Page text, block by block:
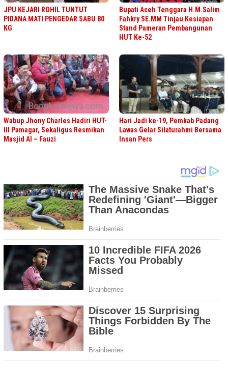
JPU KEJARI ROHIL TUNTUT
PIDANA MATI PENGEDAR SABU 80
KG
Bupati Aceh Tenggara H.M.Salim
Fahkry SE.MM Tinjau Kesiapan
Stand Pameran Pembangunan
HUT Ke-52
Wabup Jhony Charles Hadiri HUT-
III Pamagar, Sekaligus Resmikan
Masjid Al – Fauzi
Hari Jadi ke-19, Pemkab Padang
Lawas Gelar Silaturahmi Bersama
Insan Pers